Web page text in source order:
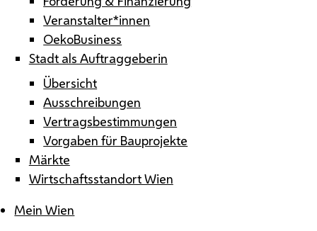
Veranstalter*innen
OekoBusiness
Stadt als Auftraggeberin
Übersicht
Ausschreibungen
Vertragsbestimmungen
Vorgaben für Bauprojekte
Märkte
Wirtschaftsstandort Wien
Mein Wien